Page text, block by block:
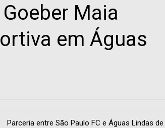
Maia
em Águas
Parceria entre São Paulo FC e Águas Lindas de